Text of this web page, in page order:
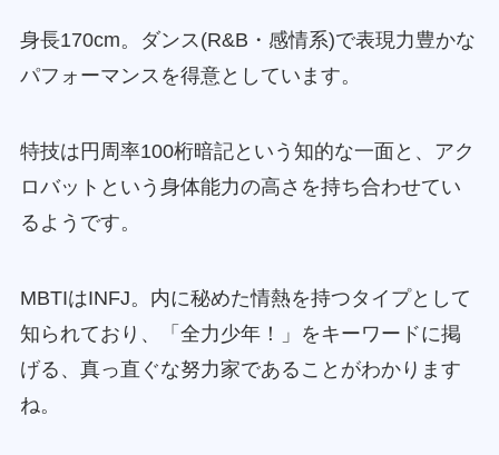
身長170cm。ダンス(R&B・感情系)で表現力豊かな
パフォーマンスを得意としています。
特技は円周率100桁暗記という知的な一面と、アク
ロバットという身体能力の高さを持ち合わせてい
るようです。
MBTIはINFJ。内に秘めた情熱を持つタイプとして
知られており、「全力少年！」をキーワードに掲
げる、真っ直ぐな努力家であることがわかります
ね。